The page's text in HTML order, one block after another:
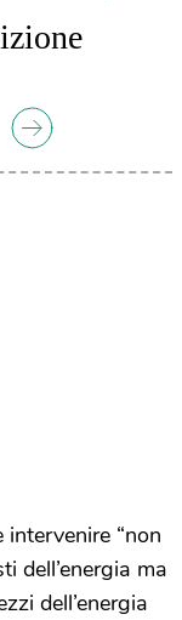
“non
dell’energia ma
dell’energia